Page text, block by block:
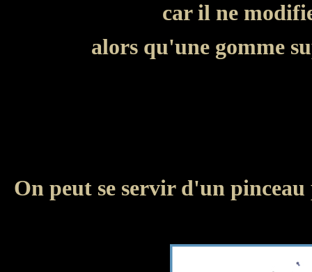
car il ne
alors qu'une gomme
On peut se servir d'un